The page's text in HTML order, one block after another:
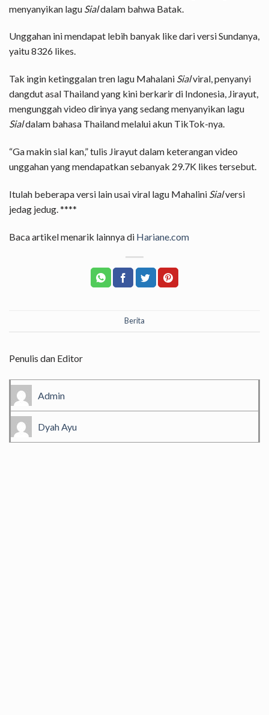
menyanyikan lagu Sialdalam bahwa Batak.
Unggahan ini mendapat lebih banyak like dari versi Sundanya,
yaitu 8326 likes.
Tak ingin ketinggalan tren lagu Mahalani Sialviral, penyanyi
dangdut asal Thailand yang kini berkarir di Indonesia, Jirayut,
mengunggah video dirinya yang sedang menyanyikan lagu
Sialdalam bahasa Thailand melalui akun TikTok-nya.
“Ga makin sial kan,” tulis Jirayut dalam keterangan video
unggahan yang mendapatkan sebanyak 29.7K likes tersebut.
Itulah beberapa versi lain usai viral lagu Mahalini Sialversi
jedag jedug. ****
Baca artikel menarik lainnya di Hariane.com
Berita
Penulis dan Editor
Admin
Dyah Ayu